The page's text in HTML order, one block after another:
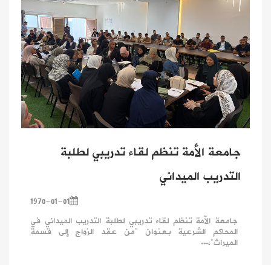
جامعة الأمة تنظم لقاء تدريبي لطلبة
التدريب الميداني
1970-01-01
جامعة الأمة تنظم لقاء تدريبي لطلبة التدريب الميداني في
المحاكم الشرعية بعنوان "من عقد الزواج إلى قسمة
الميراث"،...